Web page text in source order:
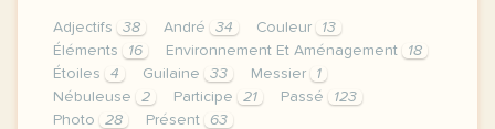
Adjectifs 38 André 34 Couleur
13
Éléments
16 Environnement Et Aménagement
18
Étoiles
4 Guilaine 33 Messier
1
Nébuleuse
2 Participe 21 Passé
123
Photo
28 Présent 63